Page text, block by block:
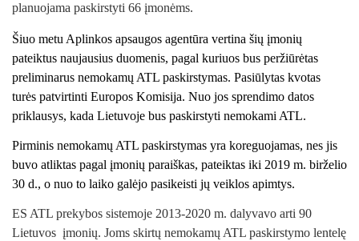
planuojama paskirstyti 66 įmonėms.
Šiuo metu Aplinkos apsaugos agentūra vertina šių įmonių
pateiktus naujausius duomenis, pagal kuriuos bus peržiūrėtas
preliminarus nemokamų ATL paskirstymas. Pasiūlytas kvotas
turės patvirtinti Europos Komisija. Nuo jos sprendimo datos
priklausys, kada Lietuvoje bus paskirstyti nemokami ATL.
Pirminis nemokamų ATL paskirstymas yra koreguojamas, nes jis
buvo atliktas pagal įmonių paraiškas, pateiktas iki 2019 m. birželio
30 d., o nuo to laiko galėjo pasikeisti jų veiklos apimtys.
ES ATL prekybos sistemoje 2013-2020 m. dalyvavo arti 90
Lietuvos įmonių. Joms skirtų nemokamų ATL paskirstymo lentelę